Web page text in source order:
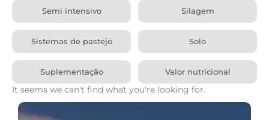
Semi intensivo Silagem
Sistemas de pastejo Solo
Suplementação Valor nutricional
It seems we can't find what you're looking for.